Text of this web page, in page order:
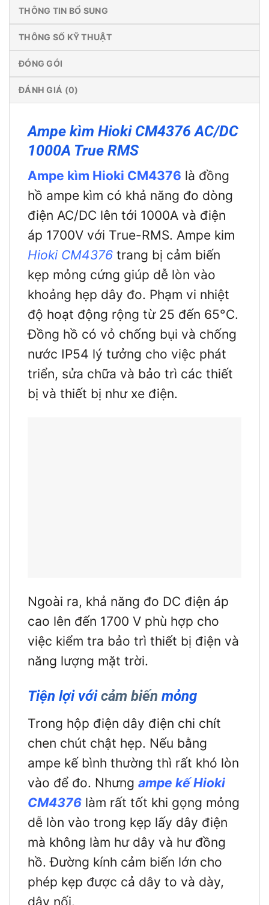
THÔNG TIN BỔ SUNG
THÔNG SỐ KỸ THUẬT
ĐÓNG GÓI
ĐÁNH GIÁ (0)
Ampe kìm Hioki CM4376 AC/DC
1000A True RMS
Ampe kìm Hioki CM4376 là đồng
hồ ampe kìm có khả năng đo dòng
điện AC/DC lên tới 1000A và điện
áp 1700V với True-RMS. Ampe kim
Hioki CM4376 trang bị cảm biến
kẹp mỏng cứng giúp dễ lòn vào
khoảng hẹp dây đo. Phạm vi nhiệt
độ hoạt động rộng từ 25 đến 65°C.
Đồng hồ có vỏ chống bụi và chống
nước IP54 lý tưởng cho việc phát
triển, sửa chữa và bảo trì các thiết
bị và thiết bị như xe điện.
Ngoài ra, khả năng đo DC điện áp
cao lên đến 1700 V phù hợp cho
việc kiểm tra bảo trì thiết bị điện và
năng lượng mặt trời.
Tiện lợi vớicảm biến mỏng
Trong hộp điện dây điện chi chít
chen chút chật hẹp. Nếu bằng
ampe kế bình thường thì rất khó lòn
vào để đo. Nhưng ampe kế Hioki
CM4376 làm rất tốt khi gọng mỏng
dễ lòn vào trong kẹp lấy dây điện
mà không làm hư dây và hư đồng
hồ. Đường kính cảm biến lớn cho
phép kẹp được cả dây to và dày,
dây nối.